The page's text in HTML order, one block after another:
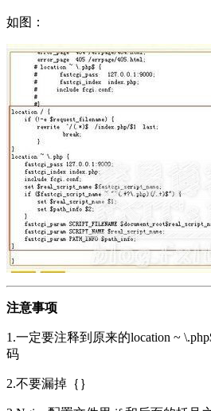
如图：
注意事项
1.一定要注释到原来的location ~
码
2.不要漏掉｛｝